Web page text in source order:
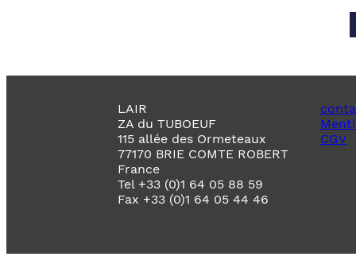
LAIR
ZA du TUBOEUF
115 allée des Ormeteaux
77170 BRIE COMTE ROBERT
France
Tel +33 (0)1 64 05 88 59
Fax +33 (0)1 64 05 44 46
CGV